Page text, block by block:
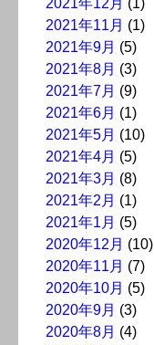
2021年12月 (1)
2021年11月 (1)
2021年9月 (5)
2021年8月 (3)
2021年7月 (9)
2021年6月 (1)
2021年5月 (10)
2021年4月 (5)
2021年3月 (8)
2021年2月 (1)
2021年1月 (5)
2020年12月 (10)
2020年11月 (7)
2020年10月 (5)
2020年9月 (3)
2020年8月 (4)